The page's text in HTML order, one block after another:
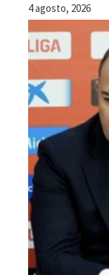
4 agosto, 2026